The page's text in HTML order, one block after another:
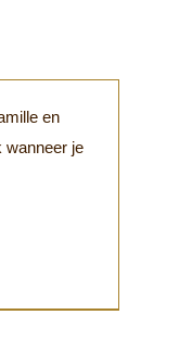
en
wanneer je